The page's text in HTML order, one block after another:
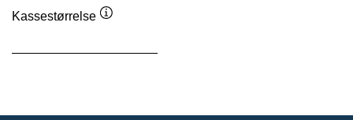
Kassestørrelse